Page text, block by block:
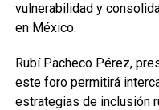
vulnerabilidad y
en México.
Rubí Pacheco Pérez,
este foro permitirá
estrategias de inclusión